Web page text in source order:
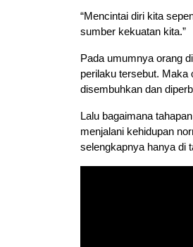
“Mencintai diri kita
sumber kekuatan kita.”
Pada umumnya orang
perilaku tersebut.
disembuhkan dan
Lalu bagaimana
menjalani kehidupan
selengkapnya hanya di